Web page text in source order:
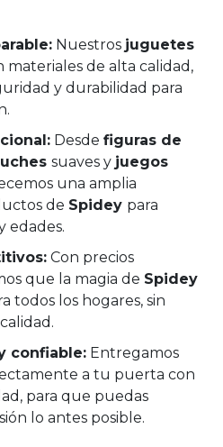
Nuestros juguetes
materiales de alta calidad,
y durabilidad para
Desde figuras de
suaves y juegos
una amplia
de Spidey para
edades.
Con precios
que la magia de Spidey
todos los hogares, sin
confiable: Entregamos
a tu puerta con
para que puedas
lo antes posible.